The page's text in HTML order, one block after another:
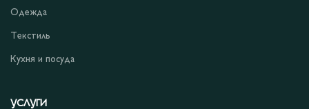
Одежда
Текстиль
Кухня и посуда
УСЛУГИ